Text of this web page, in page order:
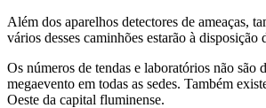
Além dos aparelhos detectores de ameaças,
vários desses caminhões estarão à
Os números de tendas e laboratórios não
megaevento em todas as sedes. Também
Oeste da capital fluminense.